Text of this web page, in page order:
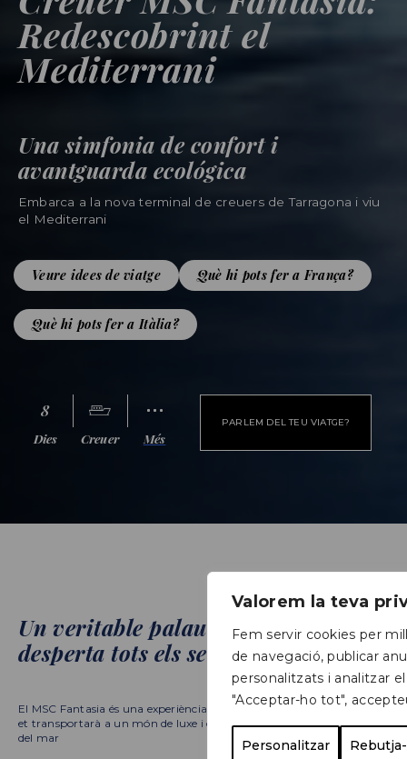
Valorem la teva
Fem servir cookies per
de navegació, publicar
personalitzats i analitzar
"Acceptar-ho tot",
Personalitzar
Redescobrint el
Mediterrani
Una simfonia de confort i
avantguarda ecológica
Embarca a la nova terminal de creuers de Tarragona i viu
el Mediterrani
Veure idees de viatge Què hi pots fer a França?
Què hi pots fer a Itàlia?
8
Dies Creuer Més
PARLEM DEL TEU VIATGE?
Un veritable palau flotant que
desperta tots els sentits
El MSC Fantasia és una experiència sensorial única que
et transportarà a un món de luxe i exclusivitat enmig
del mar